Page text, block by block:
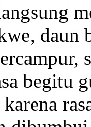
daun
begitu